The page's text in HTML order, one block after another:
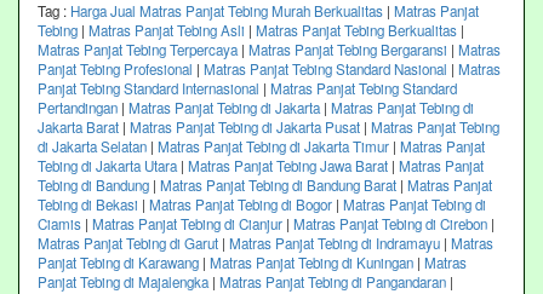
Tag : Harga Jual Matras Panjat Tebing Murah Berkualitas | Matras Panjat
Tebing | Matras Panjat Tebing Asli | Matras Panjat Tebing Berkualitas |
Matras Panjat Tebing Terpercaya| Matras Panjat Tebing Bergaransi | Matras
Panjat Tebing Profesional | Matras Panjat Tebing Standard Nasional | Matras
Panjat Tebing Standard Internasional | Matras Panjat Tebing Standard
Pertandingan | Matras Panjat Tebing di Jakarta| Matras Panjat Tebing di
Jakarta Barat | Matras Panjat Tebing di Jakarta Pusat | Matras Panjat Tebing
di Jakarta Selatan | Matras Panjat Tebing di Jakarta Timur | Matras Panjat
Tebing di Jakarta Utara| Matras Panjat Tebing Jawa Barat | Matras Panjat
Tebing di Bandung | Matras Panjat Tebing di Bandung Barat | Matras Panjat
Tebing di Bekasi | Matras Panjat Tebing di Bogor | Matras Panjat Tebing di
Ciamis | Matras Panjat Tebing di Cianjur | Matras Panjat Tebing di Cirebon |
Matras Panjat Tebing di Garut | Matras Panjat Tebing di Indramayu | Matras
Panjat Tebing di Karawang | Matras Panjat Tebing di Kuningan | Matras
Panjat Tebing di Majalengka| Matras Panjat Tebing di Pangandaran |